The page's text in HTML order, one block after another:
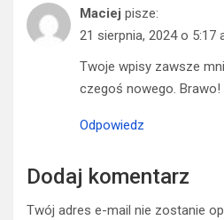
Maciej pisze:
21 sierpnia, 2024 o 5:17
Twoje wpisy zawsze
czegoś nowego. Brawo!
Odpowiedz
Dodaj komentarz
Twój adres e-mail nie zostanie